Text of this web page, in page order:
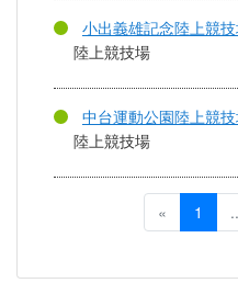
小出義雄記念陸上競
陸上競技場
中台運動公園陸上競
陸上競技場
« 1